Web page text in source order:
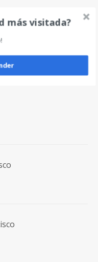
más visitada?